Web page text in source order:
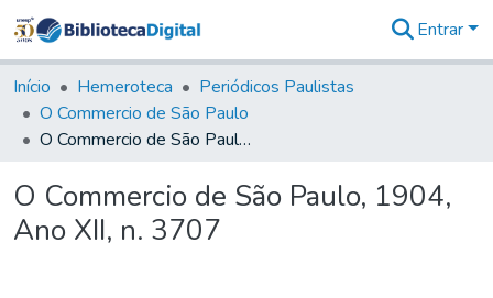
&
Coleções
Tudo na
Biblioteca
Estatísticas
Entrar
Início Hemeroteca
Periódicos Paulistas
O Commercio de São Paulo
O Commercio de São Paulo, 1904, Ano XII, n. 3707
O Commercio de São Paulo, 1904,
Ano XII, n. 3707